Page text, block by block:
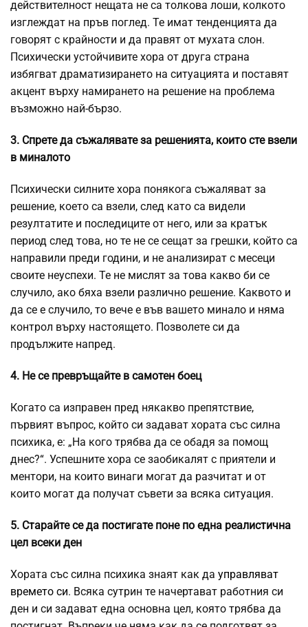
действителност нещата не са толкова лоши, колкото
изглеждат на пръв поглед. Те имат тенденцията да
говорят с крайности и да правят от мухата слон.
Психически устойчивите хора от друга страна
избягват драматизирането на ситуацията и поставят
акцент върху намирането на решение на проблема
възможно най-бързо.
3. Спрете да съжалявате за решенията, които сте взели
в миналото
Психически силните хора понякога съжаляват за
решение, което са взели, след като са видели
резултатите и последиците от него, или за кратък
период след това, но те не се сещат за грешки, който са
направили преди години, и не анализират с месеци
своите неуспехи. Те не мислят за това какво би се
случило, ако бяха взели различно решение. Каквото и
да се е случило, то вече е във вашето минало и няма
контрол върху настоящето. Позволете си да
продължите напред.
4. Не се превръщайте в самотен боец
Когато са изправен пред някакво препятствие,
първият въпрос, който си задават хората със силна
психика, е: „На кого трябва да се обадя за помощ
днес?“. Успешните хора се заобикалят с приятели и
ментори, на които винаги могат да разчитат и от
които могат да получат съвети за всяка ситуация.
5. Старайте се да постигате поне по една реалистична
цел всеки ден
Хората със силна психика знаят как да управляват
времето си. Всяка сутрин те начертават работния си
ден и си задават една основна цел, която трябва да